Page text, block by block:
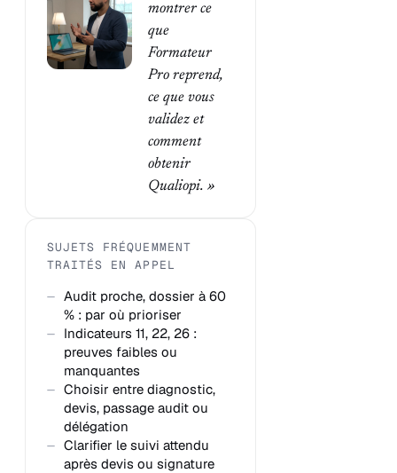
montrer ce
que
Formateur
Pro reprend,
ce que vous
validez et
comment
obtenir
Qualiopi. »
SUJETS FRÉQUEMMENT
TRAITÉS EN APPEL
Audit proche, dossier à 60
% : par où prioriser
Indicateurs 11, 22, 26 :
preuves faibles ou
manquantes
Choisir entre diagnostic,
devis, passage audit ou
délégation
Clarifier le suivi attendu
après devis ou signature